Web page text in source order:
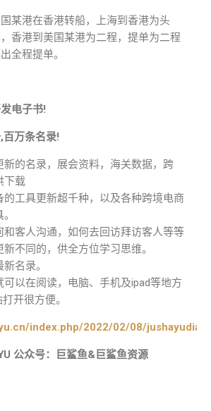
某港在香港转船，上海到香港为头
香港到美国某港为二程，提单为二程
全程提单。
电子书!
万条名录!
新的名录，展会资料，海关数据，跨
下载
的工具更新超千种，以及各种跨境电商
和客人沟通，如何去回访拜访客人等等
不同的，供全方位学习思维。
名录。
可以在阅读，电脑、手机及ipad等地方
开很方便。
index.php/2022/02/08/
公众号：巨鲨鱼&巨鲨鱼资源